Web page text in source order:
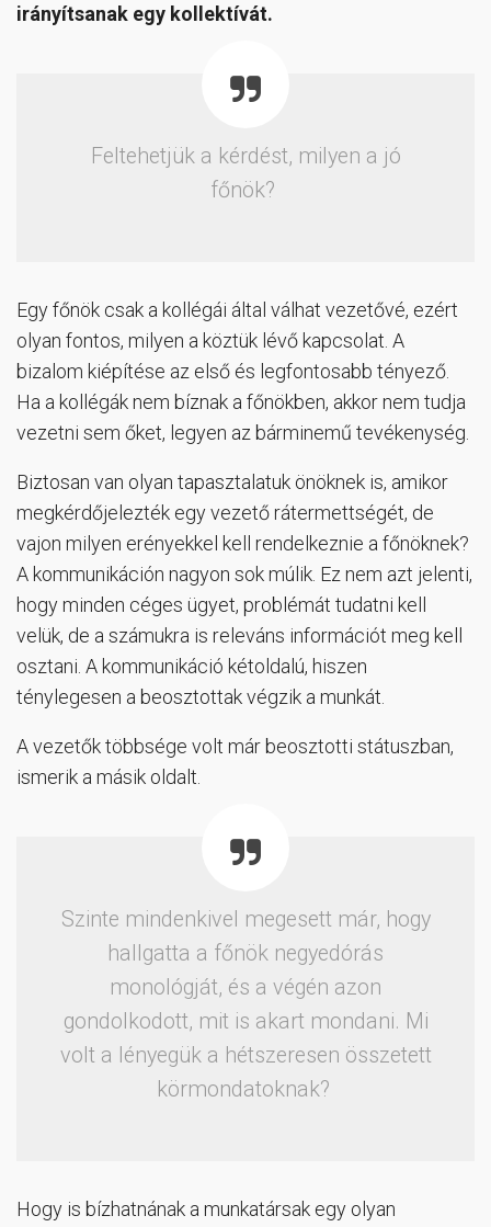
irányítsanak egy kollektívát.
Feltehetjük a kérdést, milyen a jó
főnök?
Egy főnök csak a kollégái által válhat vezetővé, ezért
olyan fontos, milyen a köztük lévő kapcsolat. A
bizalom kiépítése az első és legfontosabb tényező.
Ha a kollégák nem bíznak a főnökben, akkor nem tudja
vezetni sem őket, legyen az bárminemű tevékenység.
Biztosan van olyan tapasztalatuk önöknek is, amikor
megkérdőjelezték egy vezető rátermettségét, de
vajon milyen erényekkel kell rendelkeznie a főnöknek?
A kommunikáción nagyon sok múlik. Ez nem azt jelenti,
hogy minden céges ügyet, problémát tudatni kell
velük, de a számukra is releváns információt meg kell
osztani. A kommunikáció kétoldalú, hiszen
ténylegesen a beosztottak végzik a munkát.
A vezetők többsége volt már beosztotti státuszban,
ismerik a másik oldalt.
Szinte mindenkivel megesett már, hogy
hallgatta a főnök negyedórás
monológját, és a végén azon
gondolkodott, mit is akart mondani. Mi
volt a lényegük a hétszeresen összetett
körmondatoknak?
Hogy is bízhatnának a munkatársak egy olyan